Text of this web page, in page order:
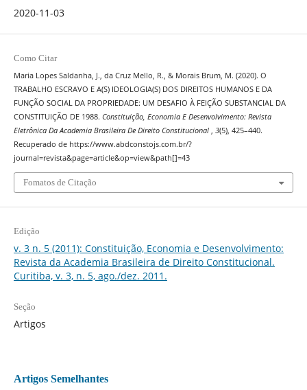
2020-11-03
Como Citar
Maria Lopes Saldanha, J., da Cruz Mello, R., & Morais Brum, M. (2020). O
TRABALHO ESCRAVO E A(S) IDEOLOGIA(S) DOS DIREITOS HUMANOS E DA
FUNÇÃO SOCIAL DA PROPRIEDADE: UM DESAFIO À FEIÇÃO SUBSTANCIAL DA
CONSTITUIÇÃO DE 1988. Constituição, Economia E Desenvolvimento: Revista
Eletrônica Da Academia Brasileira De Direito Constitucional , 3(5), 425–440.
Recuperado de https://www.abdconstojs.com.br/?
journal=revista&page=article&op=view&path[]=43
Fomatos de Citação
Edição
v. 3 n. 5 (2011): Constituição, Economia e Desenvolvimento:
Revista da Academia Brasileira de Direito Constitucional.
Curitiba, v. 3, n. 5, ago./dez. 2011.
Seção
Artigos
Artigos Semelhantes